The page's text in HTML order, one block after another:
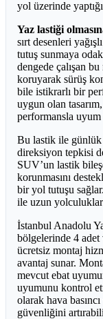
yol üzerinde
Yaz lastiği
sırt desenleri
tutuş sunmaya
dengede çalışan
koruyarak sürüş
bile istikrarlı bir
uygun olan
performansla
Bu lastik ile
direksiyon tepkisi
SUV’un lastik
korunmasını
bir yol tutuşu
ile uzun
İstanbul Anadolu
bölgelerinde 4 adet
ücretsiz montaj
avantaj sunar.
mevcut ebat
uyumunu kontrol
olarak hava
güvenliğini